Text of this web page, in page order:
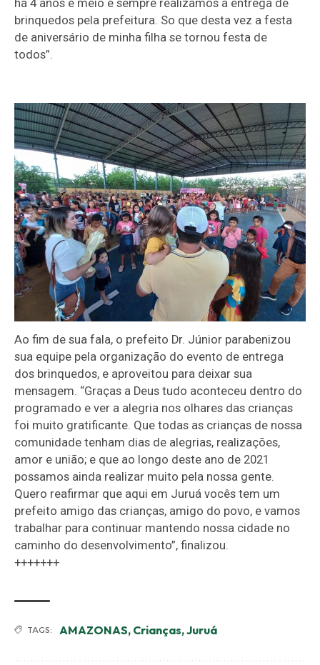
há 4 anos e meio e sempre realizamos a entrega de
brinquedos pela prefeitura. So que desta vez a festa
de aniversário de minha filha se tornou festa de
todos”.
Ao fim de sua fala, o prefeito Dr. Júnior parabenizou
sua equipe pela organização do evento de entrega
dos brinquedos, e aproveitou para deixar sua
mensagem. “Graças a Deus tudo aconteceu dentro do
programado e ver a alegria nos olhares das crianças
foi muito gratificante. Que todas as crianças de nossa
comunidade tenham dias de alegrias, realizações,
amor e união; e que ao longo deste ano de 2021
possamos ainda realizar muito pela nossa gente.
Quero reafirmar que aqui em Juruá vocês tem um
prefeito amigo das crianças, amigo do povo, e vamos
trabalhar para continuar mantendo nossa cidade no
caminho do desenvolvimento”, finalizou.
+++++++
TAGS: AMAZONAS, Crianças,Juruá